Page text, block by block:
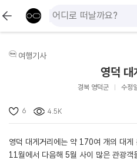
여행기사
영덕 대
경북 영덕군 수정
6 4.5K
영덕 대게거리에는 약 170여 개의 대게
11월에서 다음해 5월 사이 많은 관광객